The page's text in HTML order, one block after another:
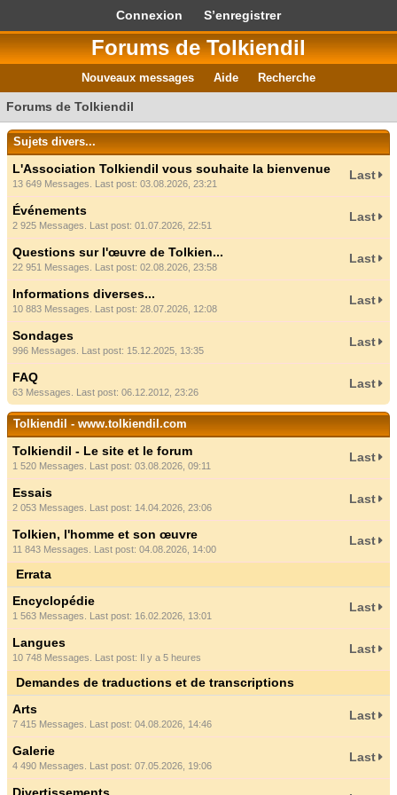
Connexion S’enregistrer
Forums de Tolkiendil
Nouveaux messages Aide Recherche
Forums de Tolkiendil
Sujets divers...
L'Association Tolkiendil vous souhaite la bienvenue
13 649 Messages. Last post: 03.08.2026, 23:21
Last
Événements
2 925 Messages. Last post: 01.07.2026, 22:51
Last
Questions sur l'œuvre de Tolkien...
22 951 Messages. Last post: 02.08.2026, 23:58
Last
Informations diverses...
10 883 Messages. Last post: 28.07.2026, 12:08
Last
Sondages
996 Messages. Last post: 15.12.2025, 13:35
Last
FAQ
63 Messages. Last post: 06.12.2012, 23:26
Last
Tolkiendil - www.tolkiendil.com
Tolkiendil - Le site et le forum
1 520 Messages. Last post: 03.08.2026, 09:11
Last
Essais
2 053 Messages. Last post: 14.04.2026, 23:06
Last
Tolkien, l'homme et son œuvre
11 843 Messages. Last post: 04.08.2026, 14:00
Last
Errata
Encyclopédie
1 563 Messages. Last post: 16.02.2026, 13:01
Last
Langues
10 748 Messages. Last post: Il y a 5 heures
Last
Demandes de traductions et de transcriptions
Arts
7 415 Messages. Last post: 04.08.2026, 14:46
Last
Galerie
4 490 Messages. Last post: 07.05.2026, 19:06
Last